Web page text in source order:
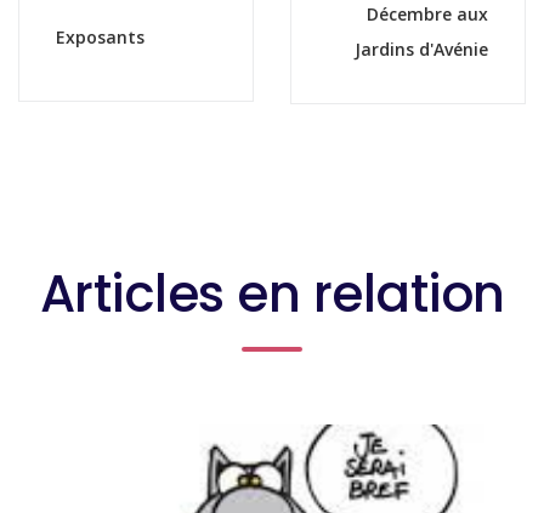
Exposants
Décembre aux
Jardins d'Avénie
Articles en relation